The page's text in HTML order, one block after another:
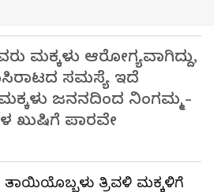
ಮಕ್ಕಳು ಆರೋಗ್ಯವಾಗಿದ್ದು,
ಸಮಸ್ಯೆ ಇದೆ
ಮಕ್ಕಳು ಜನನದಿಂದ ನಿಂಗಮ್ಮ-
ಖುಷಿಗೆ ಪಾರವೇ
ತಾಯಿಯೊಬ್ಬಳು ತ್ರಿವಳಿ ಮಕ್ಕಳಿಗೆ